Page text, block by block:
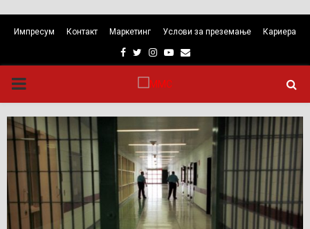
Импресум Контакт Маркетинг Услови за преземање Кариера
Facebook
TwitterInstagram
Youtube
Email
PRIMARY
MENU